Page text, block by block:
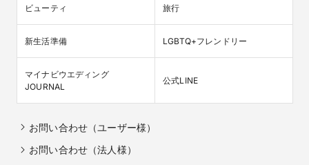
ビューティ 旅行
新生活準備 LGBTQ+フレンドリー
マイナビウエディング
JOURNAL
公式LINE
お問い合わせ（ユーザー様）
お問い合わせ（法人様）